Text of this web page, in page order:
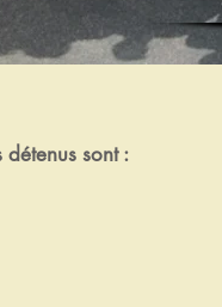
sont :